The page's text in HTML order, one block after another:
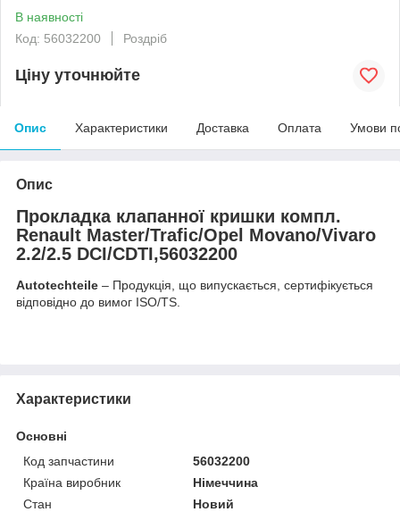
В наявності
Код: 56032200
Роздріб
Ціну уточнюйте
Опис Характеристики Доставка Оплата Умови
Опис
Прокладка клапанної кришки компл.
Renault Master/Trafic/Opel Movano/Vivaro
2.2/2.5 DCI/CDTI,56032200
Autotechteile – Продукція, що випускається, сертифікується
відповідно до вимог ISO/TS.
Характеристики
Основні
Код запчастини
56032200
Країна виробник
Німеччина
Стан
Новий